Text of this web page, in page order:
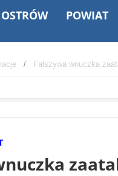
OSTRÓW POWIAT
Fałszywa wnuczka